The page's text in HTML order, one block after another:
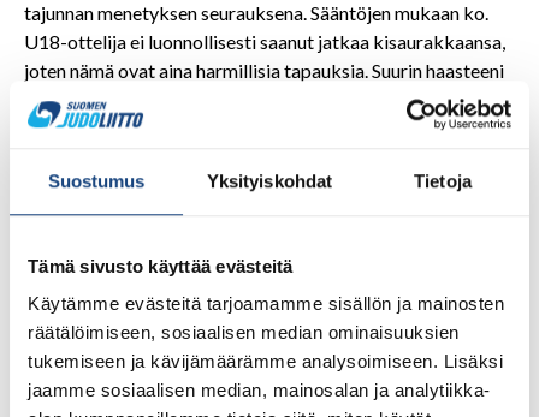
Suostumus Yksityiskohdat Tietoja
Tämä sivusto käyttää evästeitä
Käytämme evästeitä tarjoamamme sisällön ja mainosten
räätälöimiseen, sosiaalisen median ominaisuuksien
tukemiseen ja kävijämäärämme analysoimiseen. Lisäksi
jaamme sosiaalisen median, mainosalan ja analytiikka-
tajunnan menetyksen seurauksena. Sääntöjen mukaan ko.
U18-ottelija ei luonnollisesti saanut jatkaa kisaurakkaansa,
joten nämä ovat aina harmillisia tapauksia. Suurin haasteeni
päivän tuomaroinnissa liittyi valehyökkäyksiin ja tilanteisiin,
jossa ottelija teki todella huonon hyökkäyksen ja vastustaja
tilanteissa oli todella hankala vetää raja siihen, aiheuttiko
tori ukelle todellisen reaktion, vai oliko hyökkäys
reagoi vastahyökkäyksellä. Jälleen kerran avustavien
tuomareiden apu nopealla katsekontaktilla auttoi
tulkitsemaan tilanteita.
Pistetaulun toimintaan liittyen, ollessani mattotuomarina
sattui myös eräs hieman poikkeuksellinen tilanne. Julistin